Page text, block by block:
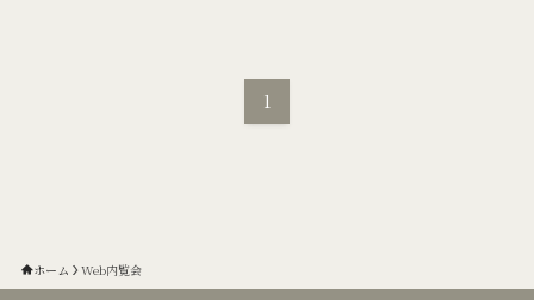
1
ホーム Web内覧会